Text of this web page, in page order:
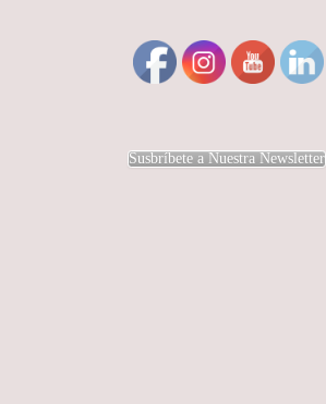
d
s
Susbríbete a Nuestra Newsletter